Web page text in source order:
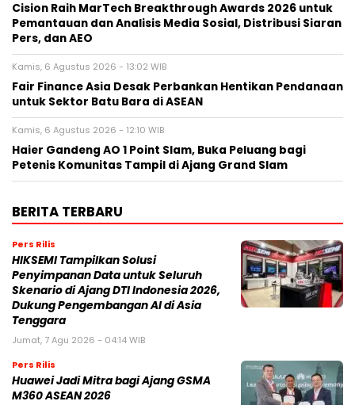
Cision Raih MarTech Breakthrough Awards 2026 untuk
Pemantauan dan Analisis Media Sosial, Distribusi Siaran
Pers, dan AEO
Kamis, 6 Agustus 2026 - 13:02 WIB
Fair Finance Asia Desak Perbankan Hentikan Pendanaan
untuk Sektor Batu Bara di ASEAN
Kamis, 6 Agustus 2026 - 12:10 WIB
Haier Gandeng AO 1 Point Slam, Buka Peluang bagi
Petenis Komunitas Tampil di Ajang Grand Slam
BERITA TERBARU
Pers Rilis
HIKSEMI Tampilkan Solusi
Penyimpanan Data untuk Seluruh
Skenario di Ajang DTI Indonesia 2026,
Dukung Pengembangan AI di Asia
Tenggara
Jumat, 7 Agu 2026 - 04:14 WIB
Pers Rilis
Huawei Jadi Mitra bagi Ajang GSMA
M360 ASEAN 2026